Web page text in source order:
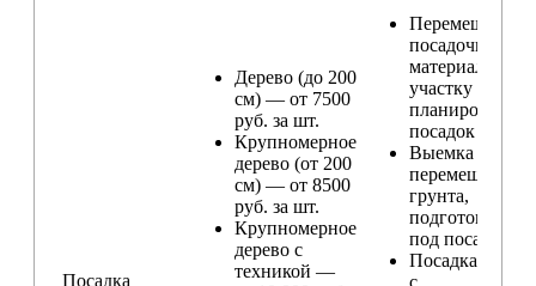
Посадка
Дерево (до 200
см) — от 7500
руб. за шт.
Крупномерное
дерево (от 200
см) — от 8500
руб. за шт.
Крупномерное
дерево с
техникой —
Перемещение
посадочного
материала по
участку и
планирование
посадок
Выемка и
перемещение
грунта,
подготовка
под посадку
Посадка
с